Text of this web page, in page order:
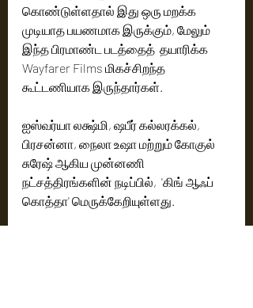
கொண்டுள்ளதால் இது ஒரு மறக்க
முடியாத பயணமாக இருக்கும், மேலும்
இந்த பிரமாண்ட படத்தைத்  தயாரிக்க
Wayfarer Films மிகச்சிறந்த
கூட்டணியாக இருந்தார்கள்.
ஐஸ்வர்யா லக்ஷ்மி, ஷபீர் கல்லரக்கல்,
பிரசன்னா, நைலா உஷா மற்றும் கோகுல்
சுரேஷ் ஆகிய முன்னணி
நட்சத்திரங்களின் நடிப்பில்,  'கிங் ஆஃப்
கொத்தா' மெருக்கேறியுள்ளது.